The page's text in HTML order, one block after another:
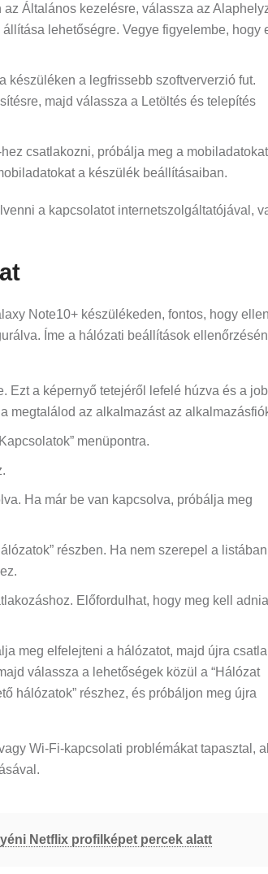
Általános kezelésre, válassza az
lehetőségre. Vegye figyelembe, hogy
készüléken a legfrissebb szoftververzió fut.
majd válassza a Letöltés és telepítés
csatlakozni, próbálja meg a mobiladatokat
a készülék beállításaiban.
a kapcsolatot internetszolgáltatójával,
Note10+ készülékeden, fontos, hogy
Íme a hálózati beállítások
Ezt a képernyő tetejéről lefelé húzva és a
megtalálod az alkalmazást az
menüpontra.
Ha már be van kapcsolva, próbálja meg
részben. Ha nem szerepel a
Előfordulhat, hogy meg kell
meg elfelejteni a hálózatot, majd újra
válassza a lehetőségek közül a “Hálózat
hálózatok” részhez, és próbáljon meg újra
Wi-Fi-kapcsolati problémákat tapasztal,
Netflix profilképet percek alatt